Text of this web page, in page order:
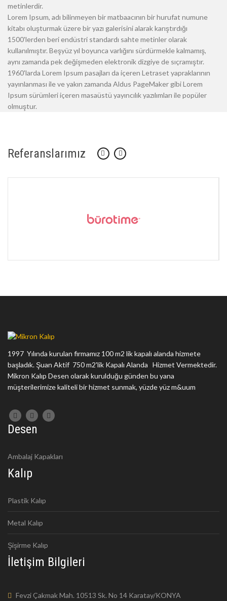
metinlerdir.
Lorem Ipsum, adı bilinmeyen bir matbaacının bir hurufat numune
kitabı oluşturmak üzere bir yazı galerisini alarak karıştırdığı
1500'lerden beri endüstri standardı sahte metinler olarak
kullanılmıştır. Beşyüz yıl boyunca varlığını sürdürmekle kalmamış,
aynı zamanda pek değişmeden elektronik dizgiye de sıçramıştır.
1960'larda Lorem Ipsum pasajları da içeren Letraset yapraklarının
yayınlanması ile ve yakın zamanda Aldus PageMaker gibi Lorem
Ipsum sürümleri içeren masaüstü yayıncılık yazılımları ile popüler
olmuştur.
Referanslarımız
1997 Yılında kurulan firmamız 100 m2 lik kapalı alanda hizmete
başladık. Şuan Aktif 750 m2'lik Kapalı Alanda Hizmet Vermektedir.
Mikron Kalıp Desen olarak kurulduğu günden bu yana
müşterilerimize kaliteli bir hizmet sunmak, yüzde yüz m&uum
Desen
Ambalaj Kapakları
Kalıp
Plastik Kalıp
Metal Kalıp
Şişirme Kalıp
İletişim Bilgileri
Fevzi Çakmak Mah. 10513 Sk. No 14 Karatay/KONYA